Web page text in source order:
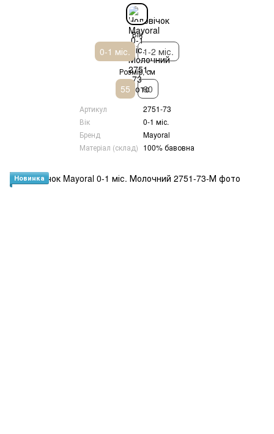
Вік
0-1 міс. 1-2 міс.
Розмір, см
55 60
Артикул
2751-73
Вік
0-1 міс.
Бренд
Mayoral
Матеріал (склад) 100% бавовна
Новинка